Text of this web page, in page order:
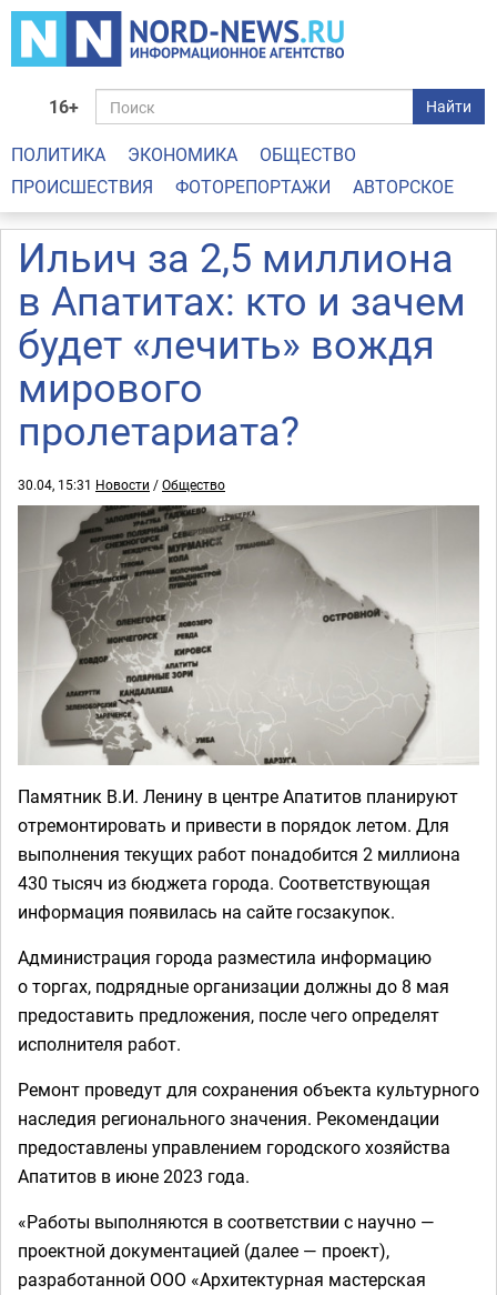
16+ Найти
ПОЛИТИКА ЭКОНОМИКА
ОБЩЕСТВО
ПРОИСШЕСТВИЯ
ФОТОРЕПОРТАЖИ АВТОРСКОЕ
Ильич за 2,5 миллиона
в Апатитах: кто и зачем
будет «лечить» вождя
мирового
пролетариата?
30.04, 15:31 Новости /Общество
Памятник В.И. Ленину в центре Апатитов планируют
отремонтировать и привести в порядок летом. Для
выполнения текущих работ понадобится 2 миллиона
430 тысяч из бюджета города. Соответствующая
информация появилась на сайте госзакупок.
Администрация города разместила информацию
о торгах, подрядные организации должны до 8 мая
предоставить предложения, после чего определят
исполнителя работ.
Ремонт проведут для сохранения объекта культурного
наследия регионального значения. Рекомендации
предоставлены управлением городского хозяйства
Апатитов в июне 2023 года.
«Работы выполняются в соответствии с научно —
проектной документацией (далее — проект),
разработанной ООО «Архитектурная мастерская